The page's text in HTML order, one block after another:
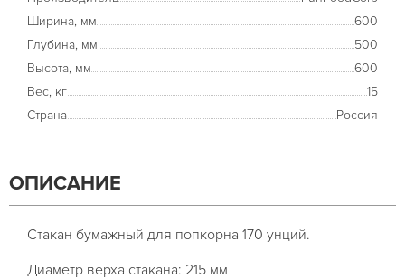
Ширина, мм
600
Глубина, мм
500
Высота, мм
600
Вес, кг
15
Страна
Россия
ОПИСАНИЕ
Стакан бумажный для попкорна 170 унций.
Диаметр верха стакана: 215 мм